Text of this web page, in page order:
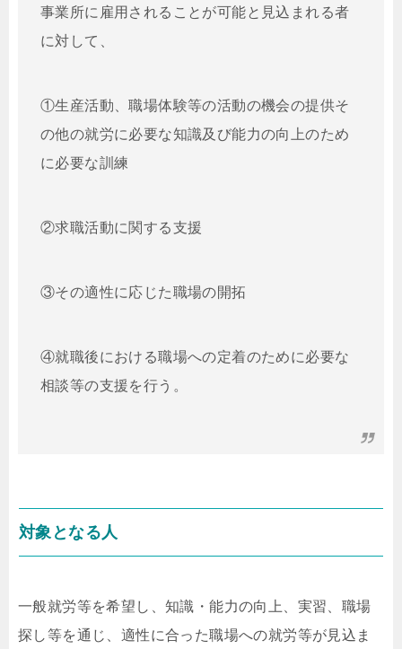
事業所に雇用されることが可能と見込まれる者
に対して、
①生産活動、職場体験等の活動の機会の提供そ
の他の就労に必要な知識及び能力の向上のため
に必要な訓練
②求職活動に関する支援
③その適性に応じた職場の開拓
④就職後における職場への定着のために必要な
相談等の支援を行う。
対象となる人
一般就労等を希望し、知識・能力の向上、実習、職場
探し等を通じ、適性に合った職場への就労等が見込ま